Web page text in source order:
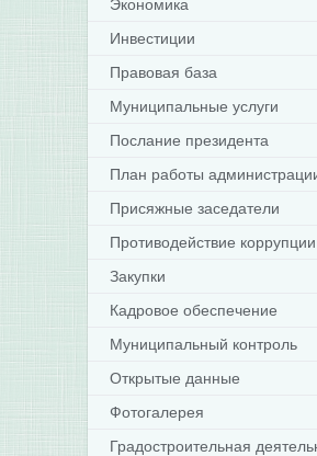
Экономика
Инвестиции
Правовая база
Муниципальные услуги
Послание президента
План работы
Присяжные заседатели
Противодействие коррупции
Закупки
Кадровое обеспечение
Муниципальный контроль
Открытые данные
Фотогалерея
Градостроительная